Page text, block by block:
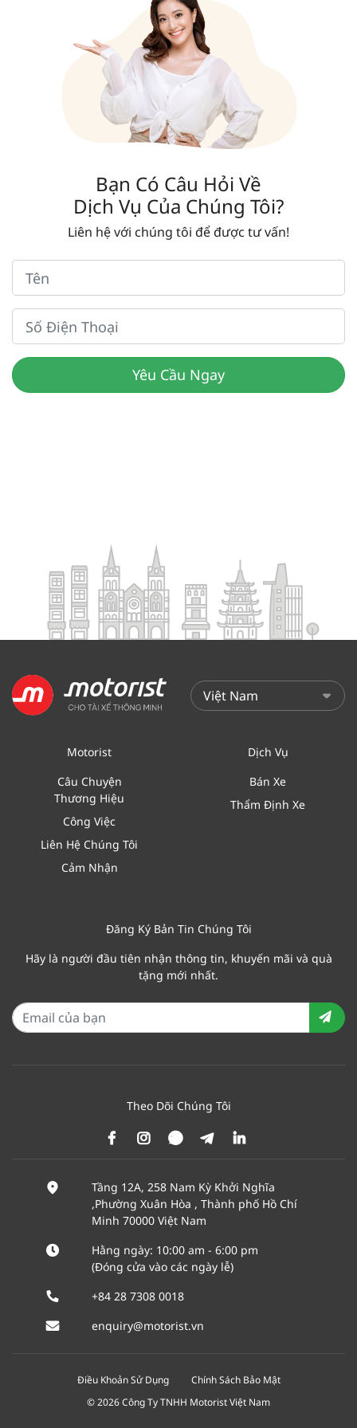
Bạn Có Câu Hỏi Về
Dịch Vụ Của Chúng Tôi?
Liên hệ với chúng tôi để được tư vấn!
Yêu Cầu Ngay
Motorist
Câu Chuyện
Thương Hiệu
Công Việc
Liên Hệ Chúng Tôi
Cảm Nhận
Dịch Vụ
Bán Xe
Thẩm Định Xe
Đăng Ký Bản Tin Chúng Tôi
Hãy là người đầu tiên nhận thông tin, khuyến mãi và quà
tặng mới nhất.
Theo Dõi Chúng Tôi
Tầng 12A, 258 Nam Kỳ Khởi Nghĩa
,Phường Xuân Hòa , Thành phố Hồ Chí
Minh 70000 Việt Nam
Hằng ngày: 10:00 am - 6:00 pm
(Đóng cửa vào các ngày lễ)
+84 28 7308 0018
enquiry@motorist.vn
Điều Khoản Sử Dụng
Chính Sách Bảo Mật
© 2026 Công Ty TNHH Motorist Việt Nam